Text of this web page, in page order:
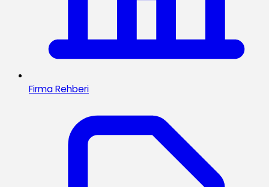
Firma Rehberi